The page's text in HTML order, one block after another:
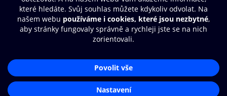
© O2 Czech Republic a.s.
Zásady zpracování osobních údajůAplikace O2 Knihovna
Čti a poslouchej své e-knihy a